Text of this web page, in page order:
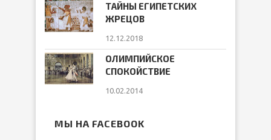
ТАЙНЫ ЕГИПЕТСКИХ
ЖРЕЦОВ
12.12.2018
ОЛИМПИЙСКОЕ
СПОКОЙСТВИЕ
10.02.2014
МЫ НА FACEBOOK